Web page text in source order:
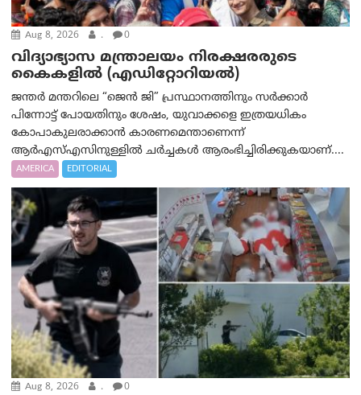
Aug 8, 2026 . 0
വിദ്യാഭ്യാസ മന്ത്രാലയം നിരക്ഷരരുടെ
കൈകളിൽ (എഡിറ്റോറിയല്‍)
ജന്തർ മന്തറിലെ “ജെൻ ജി” പ്രസ്ഥാനത്തിനും സർക്കാർ
പിന്നോട്ട് പോയതിനും ശേഷം, യുവാക്കളെ ഇത്രയധികം
കോപാകുലരാക്കാൻ കാരണമെന്താണെന്ന്
ആർ‌എസ്‌എസിനുള്ളിൽ ചർച്ചകൾ ആരംഭിച്ചിരിക്കുകയാണ്....
AMERICA EDITORIAL
Aug 8, 2026 . 0